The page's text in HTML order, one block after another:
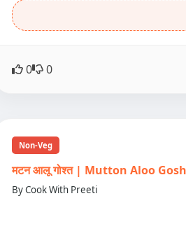
0 0
Non-Veg
मटन आलू गोश्त | Mutton Aloo
By Cook With Preeti